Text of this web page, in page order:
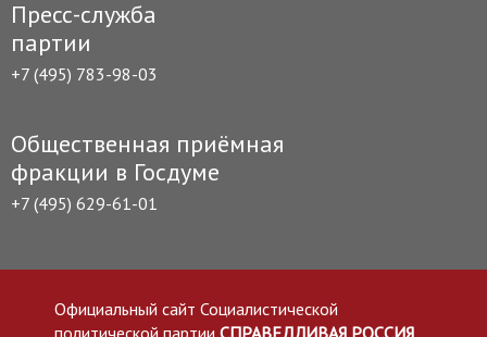
Пресс-служба
партии
+7 (495) 783-98-03
Общественная приёмная
фракции в Госдуме
+7 (495) 629-61-01
Официальный сайт Социалистической
политической партии СПРАВЕДЛИВАЯ РОССИЯ